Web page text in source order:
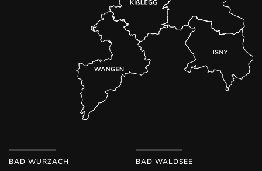
BAD WURZACH BAD WALDSEE